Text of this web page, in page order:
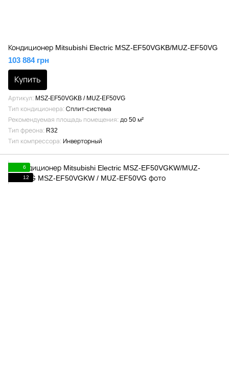
Кондиционер Mitsubishi Electric MSZ-EF50VGKB/MUZ-EF50VG
103 884 грн
Купить
Артикул
MSZ-EF50VGKB / MUZ-EF50VG
Тип кондиционера Сплит-система
Рекомендуемая площадь помещения до 50 м²
Тип фреона
R32
Тип компрессора Инверторный
6
12